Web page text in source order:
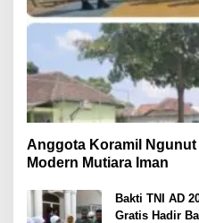
Anggota Koramil Ngunut
Modern Mutiara Iman
Bakti TNI AD
Gratis Hadir